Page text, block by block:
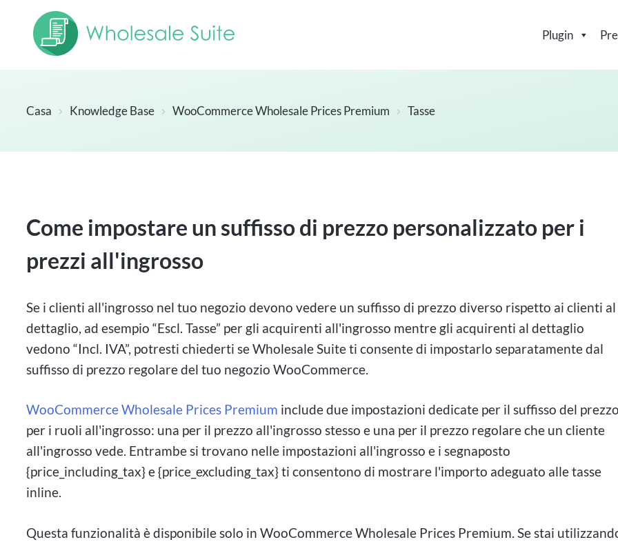
Plugin
Casa Knowledge Base WooCommerce Wholesale Prices Premium Tasse
Come impostare un suffisso di prezzo personalizzato per i
prezzi all'ingrosso
Se i clienti all'ingrosso nel tuo negozio devono vedere un suffisso di prezzo diverso rispetto ai clienti al
dettaglio, ad esempio “Escl. Tasse” per gli acquirenti all'ingrosso mentre gli acquirenti al dettaglio
vedono “Incl. IVA”, potresti chiederti se Wholesale Suite ti consente di impostarlo separatamente dal
suffisso di prezzo regolare del tuo negozio WooCommerce.
WooCommerce Wholesale Prices Premium include due impostazioni dedicate per il suffisso del prezzo
per i ruoli all'ingrosso: una per il prezzo all'ingrosso stesso e una per il prezzo regolare che un cliente
all'ingrosso vede. Entrambe si trovano nelle impostazioni all'ingrosso e i segnaposto
{price_including_tax} e {price_excluding_tax} ti consentono di mostrare l'importo adeguato alle tasse
inline.
Questa funzionalità è disponibile solo in WooCommerce Wholesale Prices Premium. Se stai